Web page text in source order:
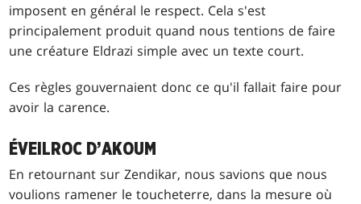
imposent en général le respect. Cela s'est
principalement produit quand nous tentions de faire
une créature Eldrazi simple avec un texte court.
Ces règles gouvernaient donc ce qu'il fallait faire pour
avoir la carence.
ÉVEILROC D’AKOUM
En retournant sur Zendikar, nous savions que nous
voulions ramener le toucheterre, dans la mesure où